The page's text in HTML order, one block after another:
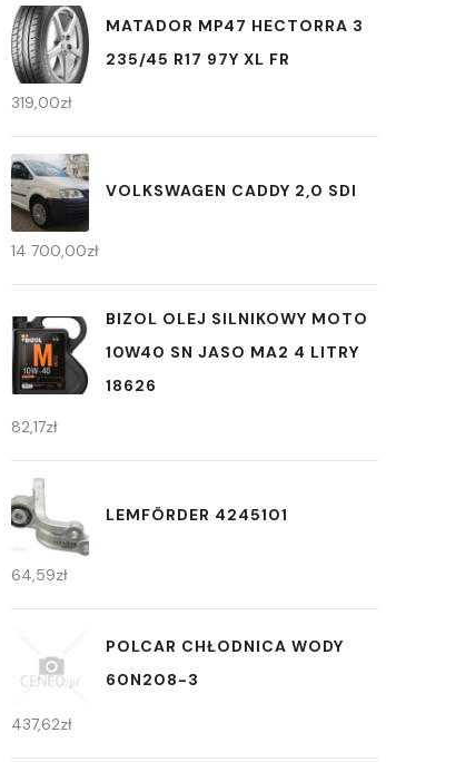
MATADOR MP47 HECTORRA 3
235/45 R17 97Y XL FR
319,00zł
VOLKSWAGEN CADDY 2,0 SDI
14 700,00zł
BIZOL OLEJ SILNIKOWY MOTO
10W40 SN JASO MA2 4 LITRY
18626
82,17zł
LEMFÖRDER 4245101
64,59zł
POLCAR CHŁODNICA WODY
60N208-3
437,62zł